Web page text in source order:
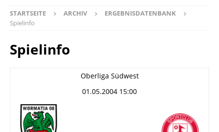
STARTSEITE ARCHIV
ERGEBNISDATENBANK
Spielinfo
Spielinfo
Oberliga Südwest
01.05.2004 15:00